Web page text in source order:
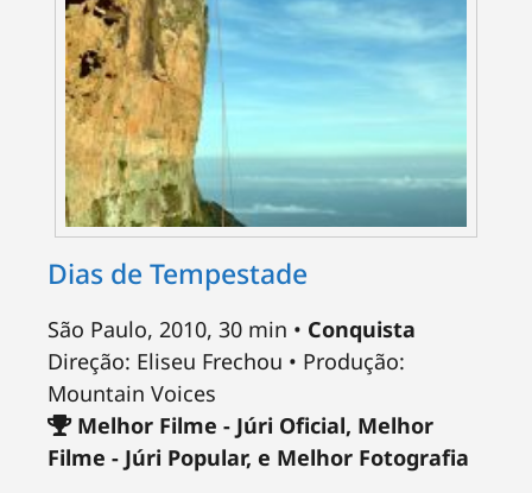
Dias de Tempestade
São Paulo, 2010, 30 min • Conquista
Direção: Eliseu Frechou • Produção:
Mountain Voices
Melhor Filme - Júri Oficial, Melhor
Filme - Júri Popular, e Melhor Fotografia